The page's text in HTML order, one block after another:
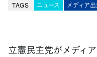
TAGS ニュース メディア
立憲民主党がメディ